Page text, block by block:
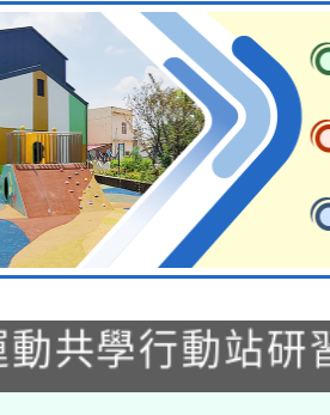
學年度第2次
結果公告(無人
動共學行動站研
理115年度閱讀